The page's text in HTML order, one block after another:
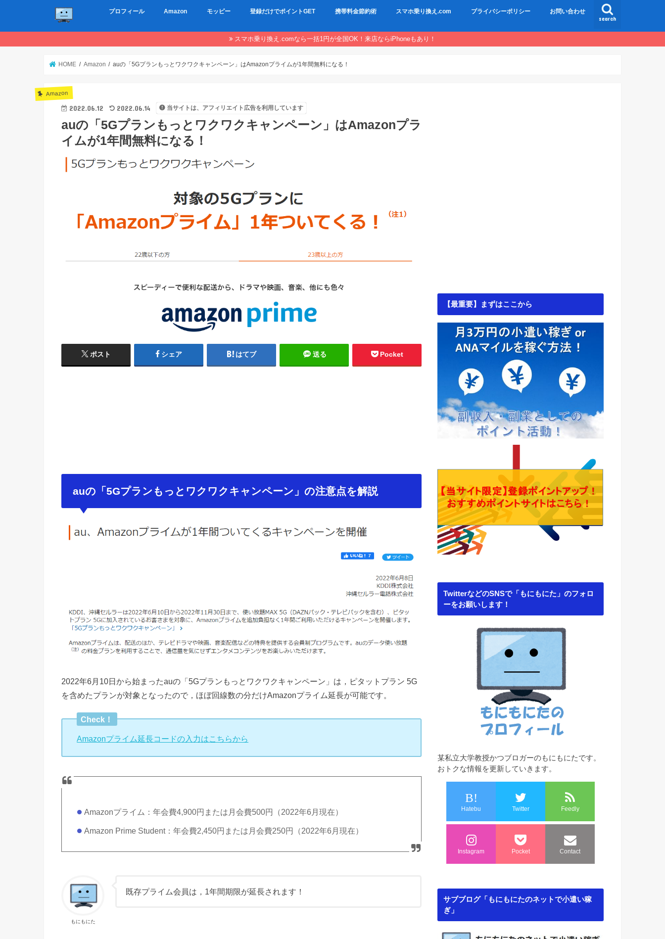
search
プロフィール Amazon モッピー 登録だけでポイントGET 携帯料金節約術 スマホ乗り換え.com プライバシーポリシー お問い合わせ
スマホ乗り換え.comなら一括1円が全国OK！来店ならiPhoneもあり！
HOME Amazon auの「5Gプランもっとワクワクキャンペーン」はAmazonプライムが1年間無料になる！
Amazon
2022.06.12 2022.06.14 当サイトは、アフィリエイト広告を利用しています
auの「5Gプランもっとワクワクキャンペーン」はAmazonプラ
イムが1年間無料になる！
ポスト シェア はてブ 送る Pocket
auの「5Gプランもっとワクワクキャンペーン」の注意点を解説
2022年6月10日から始まったauの「5Gプランもっとワクワクキャンペーン」は，ピタットプラン 5G
を含めたプランが対象となったので，ほぼ回線数の分だけAmazonプライム延長が可能です。
Check！
Amazonプライム延長コードの入力はこちらから
Amazonプライム：年会費4,900円または月会費500円（2022年6月現在）
Amazon Prime Student：年会費2,450円または月会費250円（2022年6月現在）
もにもにた
既存プライム会員は，1年間期限が延長されます！
【最重要】まずはここから
TwitterなどのSNSで「もにもにた」のフォロ
ーをお願いします！
某私立大学教授かつブロガーのもにもにたです。
おトクな情報を更新していきます。
B!
Hatebu Twitter Feedly
Instagram Pocket Contact
サブブログ「もにもにたのネットで小遣い稼
ぎ」